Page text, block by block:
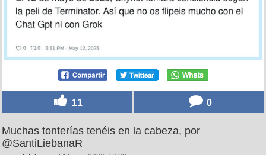
11 0
Muchas tonterías tenéis en la cabeza, por
@SantiLiebanaR